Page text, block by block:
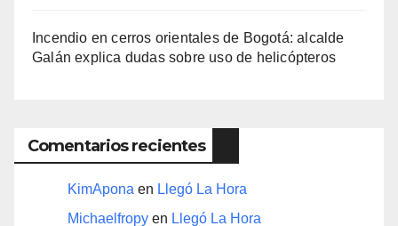
Incendio en cerros orientales de Bogotá: alcalde
Galán explica dudas sobre uso de helicópteros
Comentarios recientes
KimApona en Llegó La Hora
Michaelfropy en Llegó La Hora